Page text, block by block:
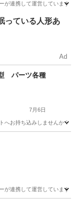
が連携して運営してい
スっている人形あ
Ad
パーツ各種
7月6日
持ち込みしませんか？
が連携して運営してい